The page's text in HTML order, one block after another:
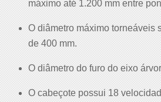
máximo até 1.200 mm entre
O diâmetro máximo torneáveis
de 400 mm.
O diâmetro do furo do eixo
O cabeçote possui 18